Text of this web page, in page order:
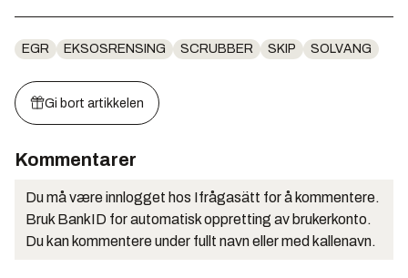
EGR EKSOSRENSING SCRUBBER SKIP SOLVANG
Gi bort artikkelen
Kommentarer
Du må være innlogget hos Ifrågasätt for å kommentere.
Bruk BankID for automatisk oppretting av brukerkonto.
Du kan kommentere under fullt navn eller med kallenavn.